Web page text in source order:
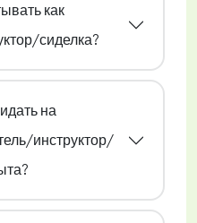
как
сиделка?
на
инструктор/